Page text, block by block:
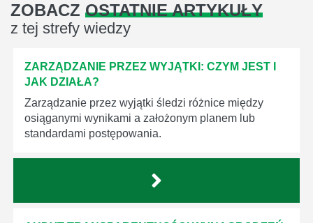
ZOBACZ OSTATNIE ARTYKUŁY
z tej strefy wiedzy
ZARZĄDZANIE PRZEZ WYJĄTKI: CZYM JEST I
JAK DZIAŁA?
Zarządzanie przez wyjątki śledzi różnice między
osiąganymi wynikami a założonym planem lub
standardami postępowania.